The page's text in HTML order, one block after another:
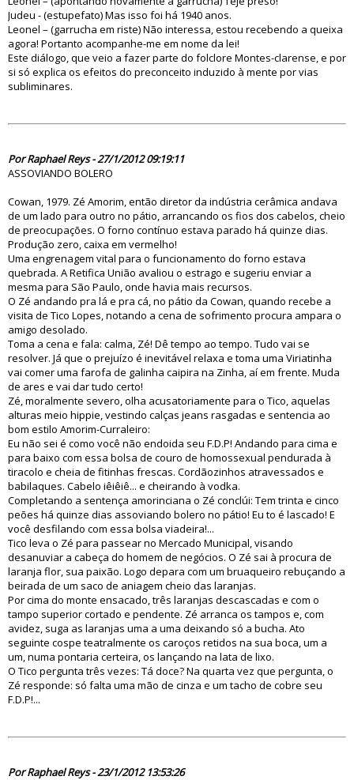
Judeu - (estupefato) Mas isso foi há 1940 anos.
Leonel – (garrucha em riste) Não interessa, estou recebendo a queixa
agora! Portanto acompanhe-me em nome da lei!
Este diálogo, que veio a fazer parte do folclore Montes-clarense, e por
si só explica os efeitos do preconceito induzido à mente por vias
subliminares.
Por Raphael Reys - 27/1/2012 09:19:11
ASSOVIANDO BOLERO
Cowan, 1979. Zé Amorim, então diretor da indústria cerâmica andava
de um lado para outro no pátio, arrancando os fios dos cabelos, cheio
de preocupações. O forno contínuo estava parado há quinze dias.
Produção zero, caixa em vermelho!
Uma engrenagem vital para o funcionamento do forno estava
quebrada. A Retifica União avaliou o estrago e sugeriu enviar a
mesma para São Paulo, onde havia mais recursos.
O Zé andando pra lá e pra cá, no pátio da Cowan, quando recebe a
visita de Tico Lopes, notando a cena de sofrimento procura ampara o
amigo desolado.
Toma a cena e fala: calma, Zé! Dê tempo ao tempo. Tudo vai se
resolver. Já que o prejuízo é inevitável relaxa e toma uma Viriatinha
vai comer uma farofa de galinha caipira na Zinha, aí em frente. Muda
de ares e vai dar tudo certo!
Zé, moralmente severo, olha acusatoriamente para o Tico, aquelas
alturas meio hippie, vestindo calças jeans rasgadas e sentencia ao
bom estilo Amorim-Curraleiro:
Eu não sei é como você não endoida seu F.D.P! Andando para cima e
para baixo com essa bolsa de couro de homossexual pendurada à
tiracolo e cheia de fitinhas frescas. Cordãozinhos atravessados e
babilaques. Cabelo iêiêiê... e cheirando à vodka.
Completando a sentença amorinciana o Zé conclúi: Tem trinta e cinco
peões há quinze dias assoviando bolero no pátio! Eu to é lascado! E
você desfilando com essa bolsa viadeira!...
Tico leva o Zé para passear no Mercado Municipal, visando
desanuviar a cabeça do homem de negócios. O Zé sai à procura de
laranja flor, sua paixão. Logo depara com um bruaqueiro rebuçando a
beirada de um saco de aniagem cheio das laranjas.
Por cima do monte ensacado, três laranjas descascadas e com o
tampo superior cortado e pendente. Zé arranca os tampos e, com
avidez, suga as laranjas uma a uma deixando só a bucha. Ato
seguinte cospe teatralmente os caroços retidos na sua boca, um a
um, numa pontaria certeira, os lançando na lata de lixo.
O Tico pergunta três vezes: Tá doce? Na quarta vez que pergunta, o
Zé responde: só falta uma mão de cinza e um tacho de cobre seu
F.D.P!...
Por Raphael Reys - 23/1/2012 13:53:26